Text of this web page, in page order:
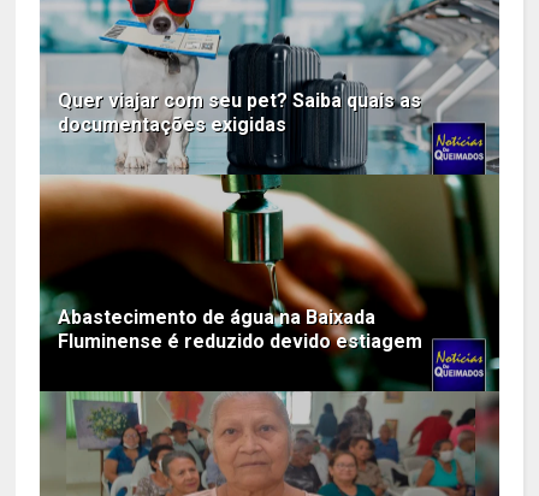
Quer viajar com seu pet? Saiba quais as
documentações exigidas
Abastecimento de água na Baixada
Fluminense é reduzido devido estiagem